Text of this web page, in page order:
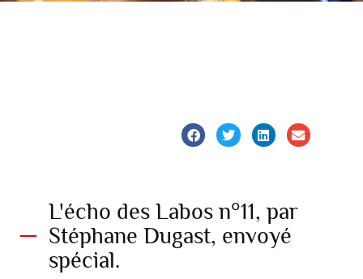
L'écho des Labos n°11, par
Stéphane Dugast, envoyé
spécial.